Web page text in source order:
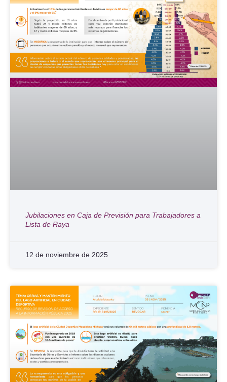
Jubilaciones en Caja de Previsión para Trabajadores a
Lista de Raya
12 de noviembre de 2025